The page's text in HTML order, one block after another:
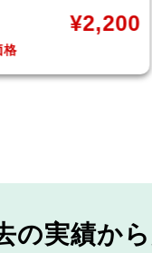
格
¥10,000
の実績から